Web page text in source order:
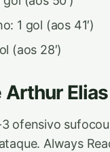
1 gol (aos 41′)
(aos 28′)
Arthur
ofensivo
Always